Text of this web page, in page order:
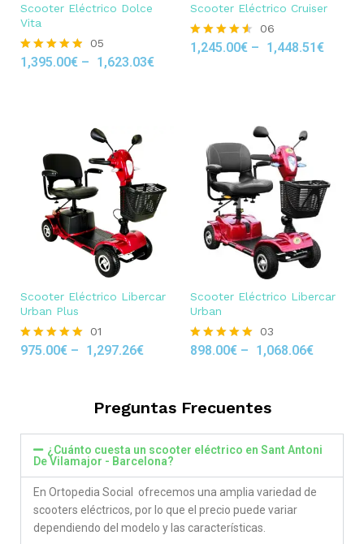
Scooter Eléctrico Dolce
Vita
Rated
05
1,395.00€ – 1,623.03€
Scooter Eléctrico Cruiser
Rated
06
1,245.00€ – 1,448.51€
Scooter Eléctrico Libercar
Urban Plus
Rated
01
975.00€ – 1,297.26€
Scooter Eléctrico Libercar
Urban
Rated
03
898.00€ – 1,068.06€
Preguntas Frecuentes
¿Cuánto cuesta un scooter eléctrico en Sant Antoni
De Vilamajor - Barcelona?
En Ortopedia Social ofrecemos una amplia variedad de
scooters eléctricos, por lo que el precio puede variar
dependiendo del modelo y las características.